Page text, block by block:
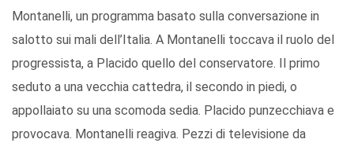
Montanelli, un programma basato sulla conversazione in
salotto sui mali dell’Italia. A Montanelli toccava il ruolo del
progressista, a Placido quello del conservatore. Il primo
seduto a una vecchia cattedra, il secondo in piedi, o
appollaiato su una scomoda sedia. Placido punzecchiava e
provocava. Montanelli reagiva. Pezzi di televisione da